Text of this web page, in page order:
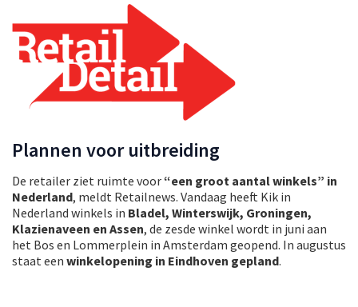
Plannen voor uitbreiding
De retailer ziet ruimte voor “een groot aantal winkels” in
Nederland, meldt Retailnews. Vandaag heeft Kik in
Nederland winkels in Bladel, Winterswijk, Groningen,
Klazienaveen en Assen, de zesde winkel wordt in juni aan
het Bos en Lommerplein in Amsterdam geopend. In augustus
staat een winkelopening in Eindhoven gepland.